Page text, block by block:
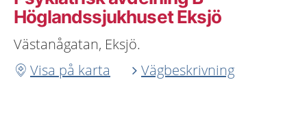
Höglandssjukhuset Eksjö
Västanågatan, Eksjö.
Visa på karta
Vägbeskrivning